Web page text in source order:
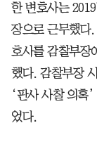
한 변호사는
장으로 근무했다
호사를 감찰부장
했다. 감찰부장
‘판사 사찰 의혹
었다.